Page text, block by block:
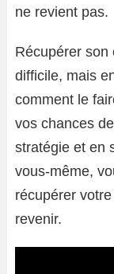
ne revient pas.
Récupérer son
difficile, mais
comment le
vos chances
stratégie et en
vous-même,
récupérer
revenir.